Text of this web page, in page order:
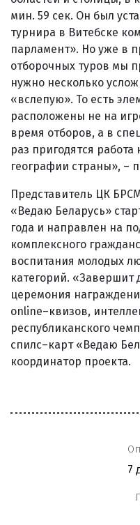
мин. 59 сек. Он был
турнира в Витебске
парламент». Но уже в
отборочных туров мы
нужно несколько
«вслепую». То есть
расположены не на
время отборов, а в
раз пригодятся
географии страны», –
Представитель ЦК
«Ведаю Беларусь»
года и направлен на
комплексного
воспитания молодых
категорий. «Завершит
церемония
online–квизов,
республиканского
спилс–карт «Ведаю
координатор проекта.
7